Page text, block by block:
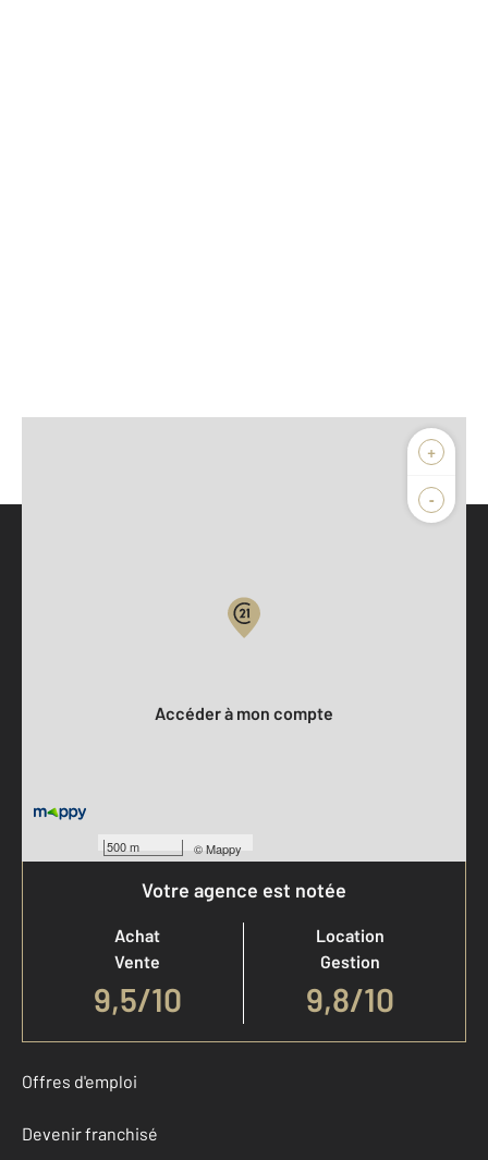
+
-
500 m ©Mappy
Accéder à mon compte
Votre agence est notée
Achat
Vente
9,5/10
Location
Gestion
9,8/10
Offres d'emploi
Devenir franchisé